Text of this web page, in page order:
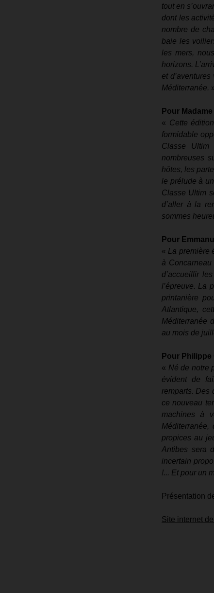
tout en
dont les
nombre de
baie les
les mers,
horizons.
et
Méditerranée.
Pour
« Cette
formidable
Classe
nombreuses
hôtes, les
le prélude à
Classe Ultim
d’aller à la
sommes
Pour
« La première
à
d’accueillir
l’épreuve. La
printanière
Atlantique,
Méditerranée
au mois de
Pour Philippe
« Né de notre
évident de
remparts.
ce nouveau
machines à
propices au
Antibes sera
incertain
!... Et pour un
Présentation
Site internet